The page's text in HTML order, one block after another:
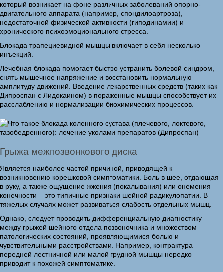
который возникает на фоне различных заболеваний опорно-
двигательного аппарата (например, спондилоартроза),
недостаточной физической активности (гиподинамии) и
хронического психоэмоционального стресса.
Блокада трапециевидной мышцы включает в себя несколько
инъекций.
Лечебная блокада помогает быстро устранить болевой синдром,
снять мышечное напряжение и восстановить нормальную
амплитуду движений. Введение лекарственных средств (таких как
Дипроспан с Лидокаином) в пораженные мышцы способствует их
расслаблению и нормализации биохимических процессов.
Грыжа межпозвонкового диска
Является наиболее частой причиной, приводящей к
возникновению корешковой симптоматики. Боль в шее, отдающая
в руку, а также ощущение жжения (покалывания) или онемения
конечности – это типичные признаки шейной радикулопатии. В
тяжелых случаях может развиваться слабость отдельных мышц.
Однако, следует проводить дифференциальную диагностику
между грыжей шейного отдела позвоночника и множеством
патологических состояний, проявляющимися болью и
чувствительными расстройствами. Например, контрактура
передней лестничной или малой грудной мышцы нередко
приводит к похожей симптоматике.